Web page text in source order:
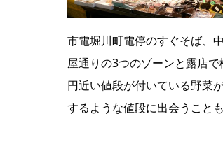
市電堀川町電停のすぐそば、
屋通りの3つのゾーンと露店
円近い値段が付いている野菜
するような値段に出会うことも